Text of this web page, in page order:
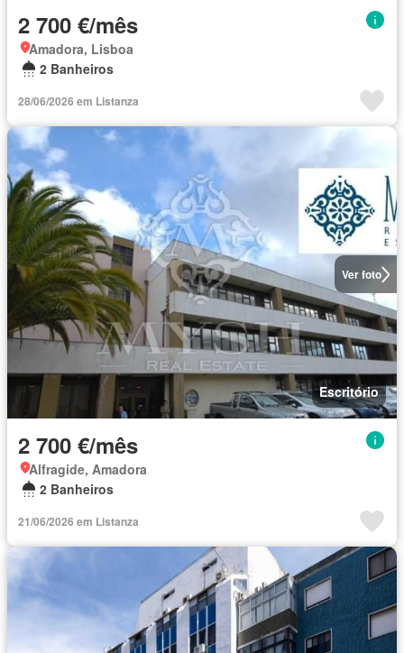
2 700 €/mês
Amadora, Lisboa
2 Banheiros
28/06/2026 em Listanza
Ver foto
Escritório
2 700 €/mês
Alfragide, Amadora
2 Banheiros
21/06/2026 em Listanza